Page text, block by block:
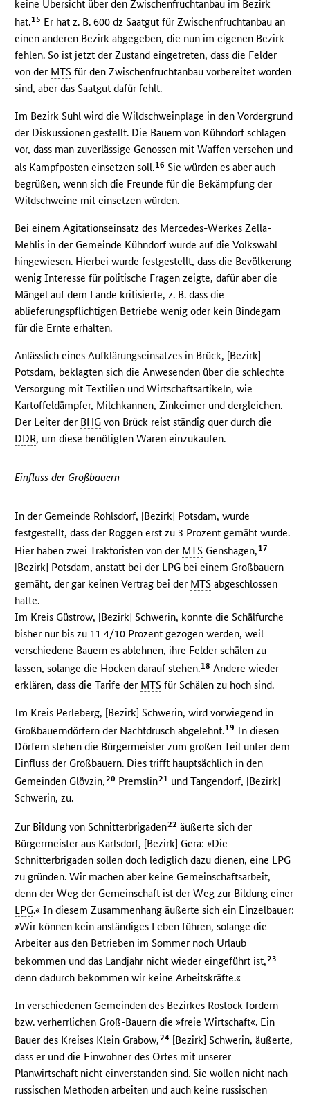
keine Übersicht über den Zwischenfruchtanbau im Bezirk
hat.15 Er hat z. B. 600 dz Saatgut für Zwischenfruchtanbau an
einen anderen Bezirk abgegeben, die nun im eigenen Bezirk
fehlen. So ist jetzt der Zustand eingetreten, dass die Felder
von der MTS für den Zwischenfruchtanbau vorbereitet worden
sind, aber das Saatgut dafür fehlt.
Im Bezirk Suhl wird die Wildschweinplage in den Vordergrund
der Diskussionen gestellt. Die Bauern von Kühndorf schlagen
vor, dass man zuverlässige Genossen mit Waffen versehen und
als Kampfposten einsetzen soll.16 Sie würden es aber auch
begrüßen, wenn sich die Freunde für die Bekämpfung der
Wildschweine mit einsetzen würden.
Bei einem Agitationseinsatz des Mercedes-Werkes Zella-
Mehlis in der Gemeinde Kühndorf wurde auf die Volkswahl
hingewiesen. Hierbei wurde festgestellt, dass die Bevölkerung
wenig Interesse für politische Fragen zeigte, dafür aber die
Mängel auf dem Lande kritisierte, z. B. dass die
ablieferungspflichtigen Betriebe wenig oder kein Bindegarn
für die Ernte erhalten.
Anlässlich eines Aufklärungseinsatzes in Brück, [Bezirk]
Potsdam, beklagten sich die Anwesenden über die schlechte
Versorgung mit Textilien und Wirtschaftsartikeln, wie
Kartoffeldämpfer, Milchkannen, Zinkeimer und dergleichen.
Der Leiter der BHG von Brück reist ständig quer durch die
DDR, um diese benötigten Waren einzukaufen.
Einfluss der Großbauern
In der Gemeinde Rohlsdorf, [Bezirk] Potsdam, wurde
festgestellt, dass der Roggen erst zu 3 Prozent gemäht wurde.
Hier haben zwei Traktoristen von der MTS Genshagen,17
[Bezirk] Potsdam, anstatt bei der LPG bei einem Großbauern
gemäht, der gar keinen Vertrag bei der MTS abgeschlossen
hatte.
Im Kreis Güstrow, [Bezirk] Schwerin, konnte die Schälfurche
bisher nur bis zu 11 4/10 Prozent gezogen werden, weil
verschiedene Bauern es ablehnen, ihre Felder schälen zu
lassen, solange die Hocken darauf stehen.18 Andere wieder
erklären, dass die Tarife der MTS für Schälen zu hoch sind.
Im Kreis Perleberg, [Bezirk] Schwerin, wird vorwiegend in
Großbauerndörfern der Nachtdrusch abgelehnt.19 In diesen
Dörfern stehen die Bürgermeister zum großen Teil unter dem
Einfluss der Großbauern. Dies trifft hauptsächlich in den
Gemeinden Glövzin,20 Premslin21 und Tangendorf, [Bezirk]
Schwerin, zu.
Zur Bildung von Schnitterbrigaden22 äußerte sich der
Bürgermeister aus Karlsdorf, [Bezirk] Gera: »Die
Schnitterbrigaden sollen doch lediglich dazu dienen, eine LPG
zu gründen. Wir machen aber keine Gemeinschaftsarbeit,
denn der Weg der Gemeinschaft ist der Weg zur Bildung einer
LPG.« In diesem Zusammenhang äußerte sich ein Einzelbauer:
»Wir können kein anständiges Leben führen, solange die
Arbeiter aus den Betrieben im Sommer noch Urlaub
bekommen und das Landjahr nicht wieder eingeführt ist,23
denn dadurch bekommen wir keine Arbeitskräfte.«
In verschiedenen Gemeinden des Bezirkes Rostock fordern
bzw. verherrlichen Groß-Bauern die »freie Wirtschaft«. Ein
Bauer des Kreises Klein Grabow,24 [Bezirk] Schwerin, äußerte,
dass er und die Einwohner des Ortes mit unserer
Planwirtschaft nicht einverstanden sind. Sie wollen nicht nach
russischen Methoden arbeiten und auch keine russischen